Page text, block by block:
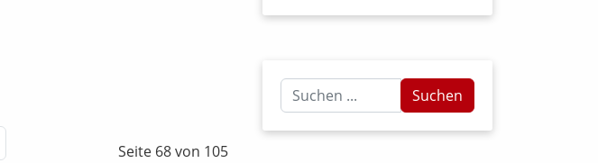
Seite 68 von 105
Suchen
...
Suchen